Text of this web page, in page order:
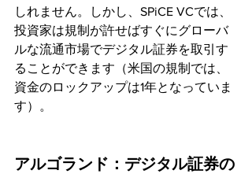
しれません。しかし、SPiCE VCでは、
投資家は規制が許せばすぐにグローバ
ルな流通市場でデジタル証券を取引す
ることができます（米国の規制では、
資金のロックアップは1年となっていま
す）。
アルゴランド：デジタル証券の